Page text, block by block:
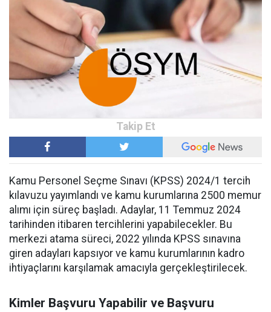
Kamu Personel Seçme Sınavı (KPSS) 2024/1 tercih
kılavuzu yayımlandı ve kamu kurumlarına 2500 memur
alımı için süreç başladı. Adaylar, 11 Temmuz 2024
tarihinden itibaren tercihlerini yapabilecekler. Bu
merkezi atama süreci, 2022 yılında KPSS sınavına
giren adayları kapsıyor ve kamu kurumlarının kadro
ihtiyaçlarını karşılamak amacıyla gerçekleştirilecek.
Kimler Başvuru Yapabilir ve Başvuru